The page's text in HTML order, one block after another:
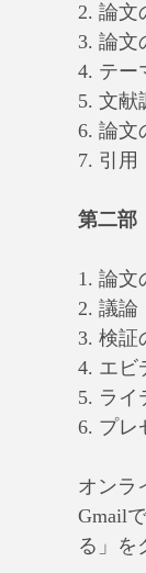
2. 論文
3. 論文
4. テー
5. 文献
6. 論文
7. 引用
第二部
1. 論文
2. 議論
3. 検証
4. エビ
5. ライ
6. プレ
オンラ
Gmail
る」を